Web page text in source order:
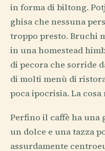
in forma di biltong.
ghisa che nessuna
troppo presto. Bruchi
in una homestead
di pecora che sorride
di molti menù di
poca ipocrisia. La cosa
Perfino il caffè ha una
un dolce e una tazza
assurdamente